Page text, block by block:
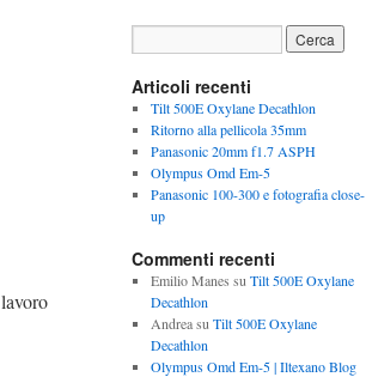
Articoli recenti
Tilt 500E Oxylane Decathlon
Ritorno alla pellicola 35mm
Panasonic 20mm f1.7 ASPH
Olympus Omd Em-5
Panasonic 100-300 e fotografia close-
up
Commenti recenti
Emilio Manes su Tilt 500E Oxylane
Decathlon
Andreasu Tilt 500E Oxylane
Decathlon
Olympus Omd Em-5 | Iltexano Blog